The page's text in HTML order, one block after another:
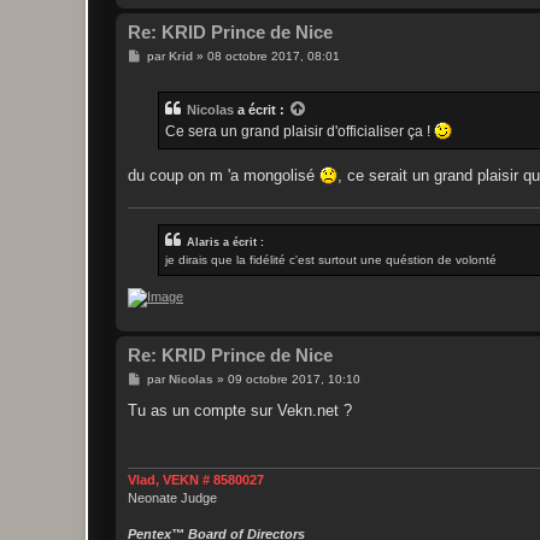
Re: KRID Prince de Nice
MparKrid» 08 octobre 2017, 08:01
Nicolas a écrit :
Ce sera un grand plaisir d'officialiser ça !
du coup on m 'a mongolisé , ce serait un grand plaisir
Alaris a écrit :
je dirais que la fidélité c'est surtout une quéstion de volonté
Re: KRID Prince de Nice
M
s
parNicolas » 09 octobre 2017, 10:10
Tu as un compte sur Vekn.net ?
Vlad, VEKN # 8580027
Neonate Judge
Pentex™ Board of Directors